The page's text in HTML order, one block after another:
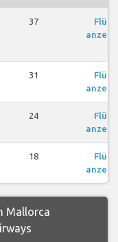
37
Flüge
31
Flüge
24
Flüge
18
Flüge
Mallorca